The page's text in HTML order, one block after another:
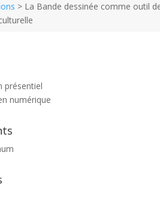
> La Bande dessinée comme outil
présentiel
numérique